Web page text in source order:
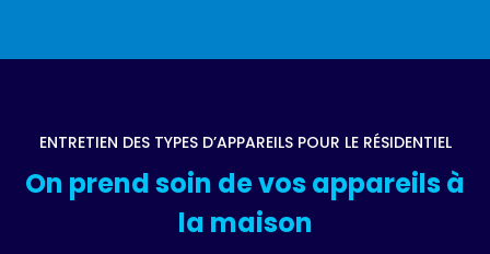
ENTRETIEN DES TYPES D’APPAREILS POUR LE RÉSIDENTIEL
On prend soin de vos appareils à
la maison